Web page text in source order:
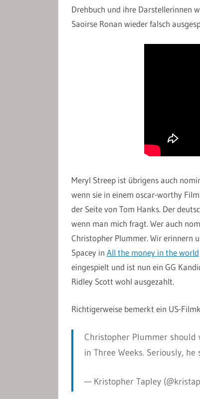
Drehbuch und ihre Darstellerinnen
Saoirse Ronan wieder falsch
Meryl Streep ist übrigens auch
wenn sie in einem oscar-worthy
der Seite von Tom Hanks. Der
wenn man mich fragt. Wer auch
Christopher Plummer. Wir erinnern
Spacey in All the money in the world
eingespielt und ist nun ein GG
Ridley Scott wohl ausgezahlt.
Richtigerweise bemerkt ein US-
Christopher Plummer should
in Three Weeks. Seriously,
— Kristopher Tapley